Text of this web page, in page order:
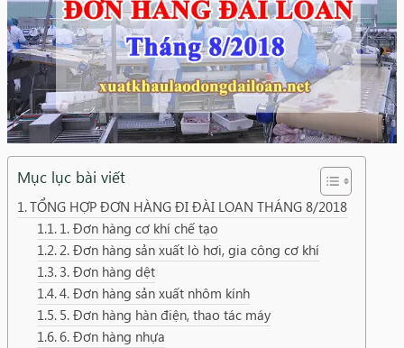
Mục lục bài viết
TỔNG HỢP ĐƠN HÀNG ĐI ĐÀI LOAN THÁNG 8/2018
1. Đơn hàng cơ khí chế tạo
2. Đơn hàng sản xuất lò hơi, gia công cơ khí
3. Đơn hàng dệt
4. Đơn hàng sản xuất nhôm kính
5. Đơn hàng hàn điện, thao tác máy
6. Đơn hàng nhựa